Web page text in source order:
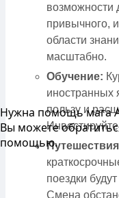
Нужна помощь мага
Вы можете
помощью.
возможности
привычного,
области
масштабно.
Обучение:
иностранных
пользу и
поездки
Смена